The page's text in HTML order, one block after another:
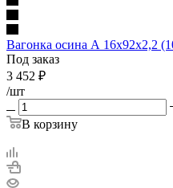
Вагонка осина А 16х92х2,2
Под заказ
3 452 ₽
/шт
В корзину